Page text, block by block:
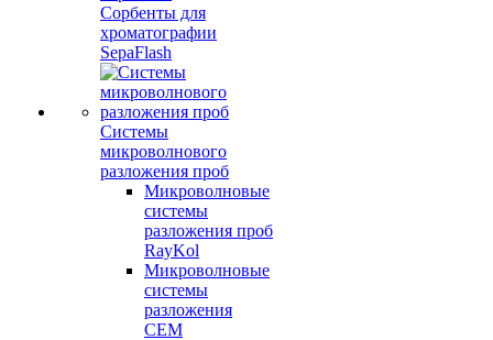
Сорбенты для
хроматографии
SepaFlash
Системы
микроволнового
разложения проб
Микроволновые
системы
разложения проб
RayKol
Микроволновые
системы
разложения
CEM